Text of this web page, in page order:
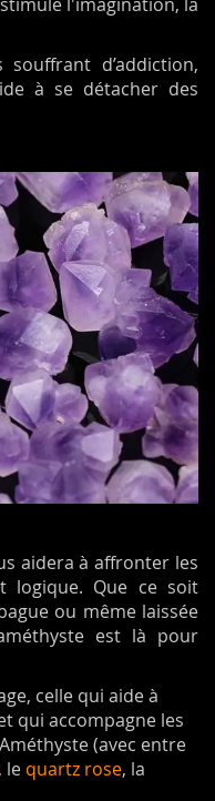
souffrant d’addiction,
à se détacher des
aidera à affronter les
logique. Que ce soit
ou même laissée
est là pour
celle qui aide à
qui accompagne les
(avec entre
, le quartz rose, la